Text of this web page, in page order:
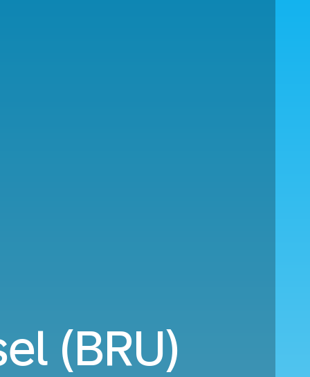
(BRU)